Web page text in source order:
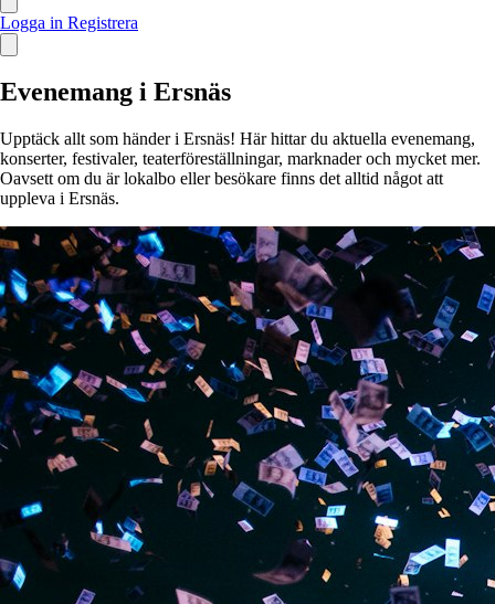
Logga in Registrera
Evenemang i Ersnäs
Upptäck allt som händer i Ersnäs! Här hittar du aktuella evenemang,
konserter, festivaler, teaterföreställningar, marknader och mycket mer.
Oavsett om du är lokalbo eller besökare finns det alltid något att
uppleva i Ersnäs.